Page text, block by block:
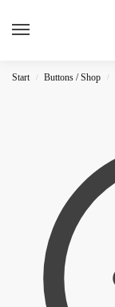
Start / Buttons / Shop /